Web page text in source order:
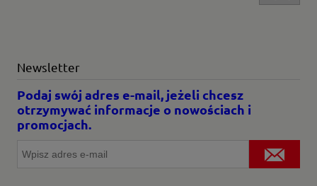
Newsletter
Podaj swój adres e-mail, jeżeli chcesz
otrzymywać informacje o nowościach i
promocjach.